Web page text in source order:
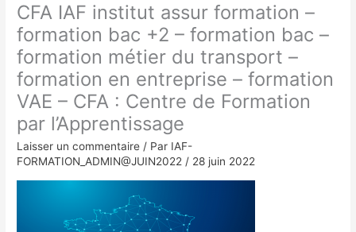
CFA IAF institut assur formation –
formation bac +2 – formation bac –
formation métier du transport –
formation en entreprise – formation
VAE – CFA : Centre de Formation
par l’Apprentissage
Laisser un commentaire / Par IAF-
FORMATION_ADMIN@JUIN2022 / 28 juin 2022